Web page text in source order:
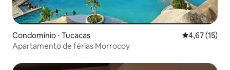
Condomínio ⋅ Tucacas 4,67 de uma
4,67 (15)
Apartamento de férias Morrocoy